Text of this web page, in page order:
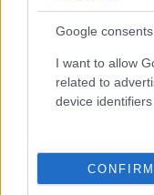
Google consents
I want to allow
related to
device identifiers
CONFIRM
Φωτιά στη
διάσωσης 254